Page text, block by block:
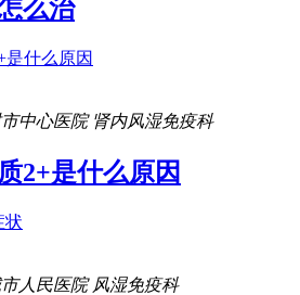
么治
中心医院 肾内风湿免疫科
2+是什么原因
人民医院 风湿免疫科